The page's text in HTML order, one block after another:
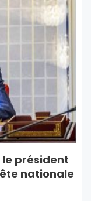
le président
nationale